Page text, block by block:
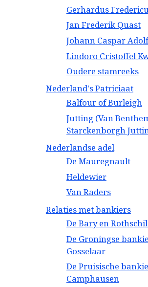
Gerhardus
Jan Frederik Quast
Johann Caspar
Lindoro Cristoffel
Oudere stamreeks
Nederland's Patriciaat
Balfour of Burleigh
Jutting (Van
Starckenborgh
Nederlandse adel
De Mauregnault
Heldewier
Van Raders
Relaties met bankiers
De Bary en
De Groningse
Gosselaar
De Pruisische
Camphausen